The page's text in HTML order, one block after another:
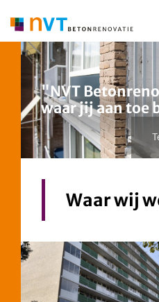
"NVT
waar jij aan toe
Waar wij